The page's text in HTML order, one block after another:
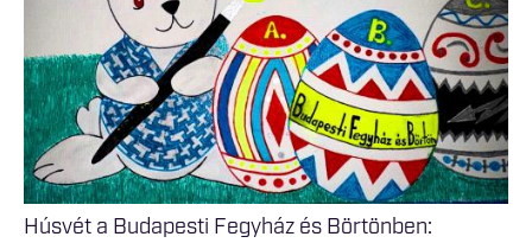
Húsvét a Budapesti Fegyház és Börtönben: